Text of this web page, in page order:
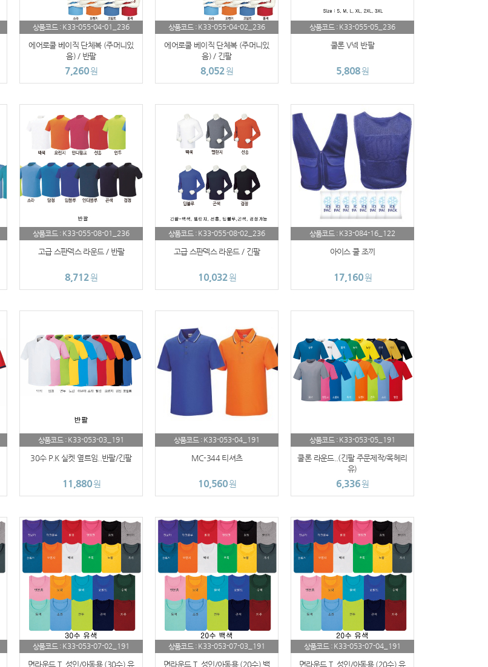
상품코드 : K33-055-04-01_236
에어로쿨 베이직 단체복 (주머니있
음) / 반팔
7,260원
상품코드 : K33-055-04-02_236
에어로쿨 베이직 단체복 (주머니있
음) / 긴팔
8,052원
상품코드 : K33-055-05_236
쿨론 V넥 반팔
5,808원
상품코드 : K33-055-08-01_236
고급 스판덱스 라운드 / 반팔
8,712원
상품코드 : K33-055-08-02_236
고급 스판덱스 라운드 / 긴팔
10,032원
상품코드 : K33-084-16_122
아이스 쿨 조끼
17,160원
상품코드 : K33-053-03_191
30수 P.K 실켓 옆트임..반팔/긴팔
11,880원
상품코드 : K33-053-04_191
MC-344 티셔츠
10,560원
상품코드 : K33-053-05_191
쿨론 라운드..(긴팔 주문제작/목헤리
유)
6,336원
상품코드 : K33-053-07-02_191
면라운드 T..성인/아동용 (30수) 유
상품코드 : K33-053-07-03_191
면라운드 T..성인/아동용 (20수) 백
상품코드 : K33-053-07-04_191
면라운드 T..성인/아동용 (20수) 유